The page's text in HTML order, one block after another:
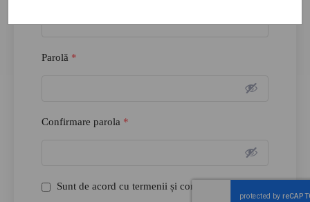
Parolă *
Confirmare parola *
Sunt de acord cu termenii și condițiile